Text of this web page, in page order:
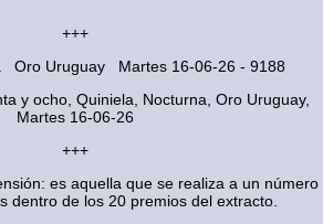
+++
Oro Uruguay Martes 16-06-26 - 9188
y ocho, Quiniela, Nocturna, Oro Uruguay,
Martes 16-06-26
+++
es aquella que se realiza a un número
dentro de los 20 premios del extracto.